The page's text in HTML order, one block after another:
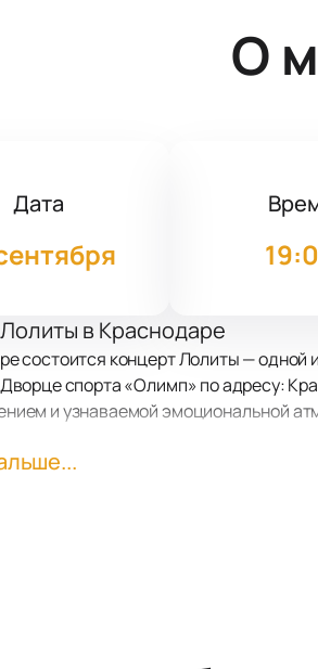
О
Дата
в Краснодаре
состоится концерт Лолиты —
спорта «Олимп» по адресу:
и узнаваемой эмоциональной
разговор со зрителем
концерта прозвучат композиции,
зал поёт хором. Музыка